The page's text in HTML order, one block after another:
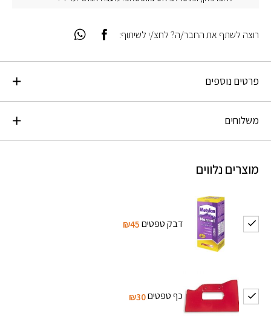
פרטים נוספים
משלוחים
מוצרים נלווים
דבק טפטים₪45
כף טפטים₪30
רוצה לשתף את החבר/ה? לחצ/י לשיתוף: